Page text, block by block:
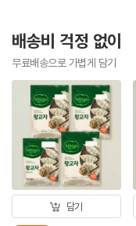
배송비 걱정 없이
무료배송으로 가볍게 담기
담기